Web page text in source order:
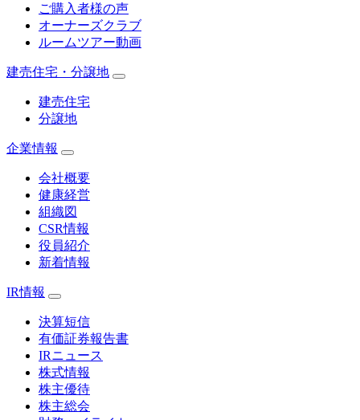
ご購入者様の声
オーナーズクラブ
ルームツアー動画
建売住宅・分譲地
建売住宅
分譲地
企業情報
会社概要
健康経営
組織図
CSR情報
役員紹介
新着情報
IR情報
決算短信
有価証券報告書
IRニュース
株式情報
株主優待
株主総会